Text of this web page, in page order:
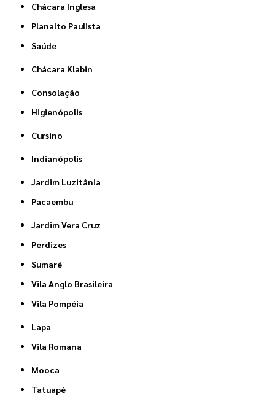
Chácara Inglesa
Planalto Paulista
Saúde
Chácara Klabin
Consolação
Higienópolis
Cursino
Indianópolis
Jardim Luzitânia
Pacaembu
Jardim Vera Cruz
Perdizes
Sumaré
Vila Anglo Brasileira
Vila Pompéia
Lapa
Vila Romana
Mooca
Tatuapé